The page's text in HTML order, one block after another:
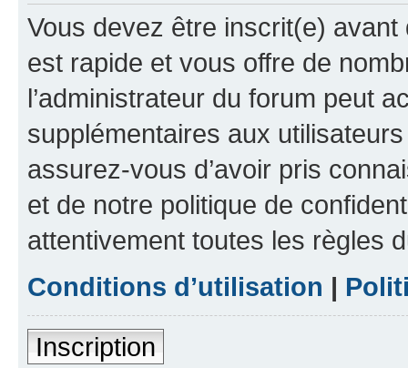
Vous devez être inscrit(e) avant
est rapide et vous offre de
l’administrateur du forum peut
supplémentaires aux
assurez-vous d’avoir pris
et de notre politique de
attentivement toutes les règles
Conditions d’utilisation |
Inscription